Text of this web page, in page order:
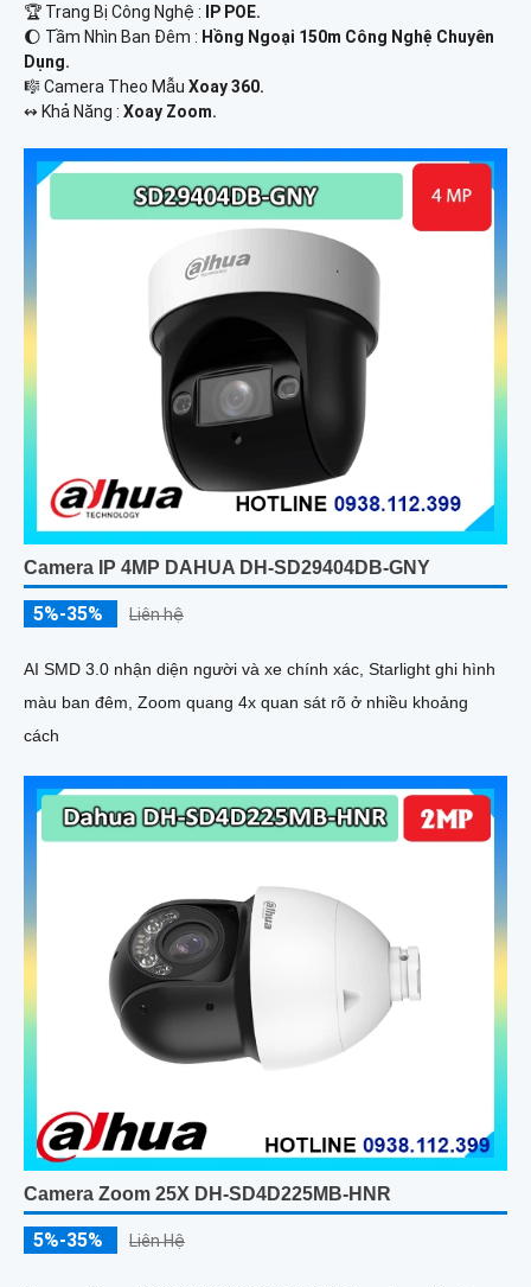
🏆 Trang Bị Công Nghệ :
IP POE.
🌔 Tầm Nhìn Ban Đêm : Hồng Ngoại 150m Công Nghệ Chuyên
Dụng.
🎼️ Camera Theo Mẫu Xoay 360.
️↭ Khả Năng : Xoay Zoom.
Camera IP 4MP DAHUA DH-SD29404DB-GNY
5%-35% Liên hệ
AI SMD 3.0 nhận diện người và xe chính xác, Starlight ghi hình
màu ban đêm, Zoom quang 4x quan sát rõ ở nhiều khoảng
cách
Camera Zoom 25X DH-SD4D225MB-HNR
5%-35% Liên Hệ